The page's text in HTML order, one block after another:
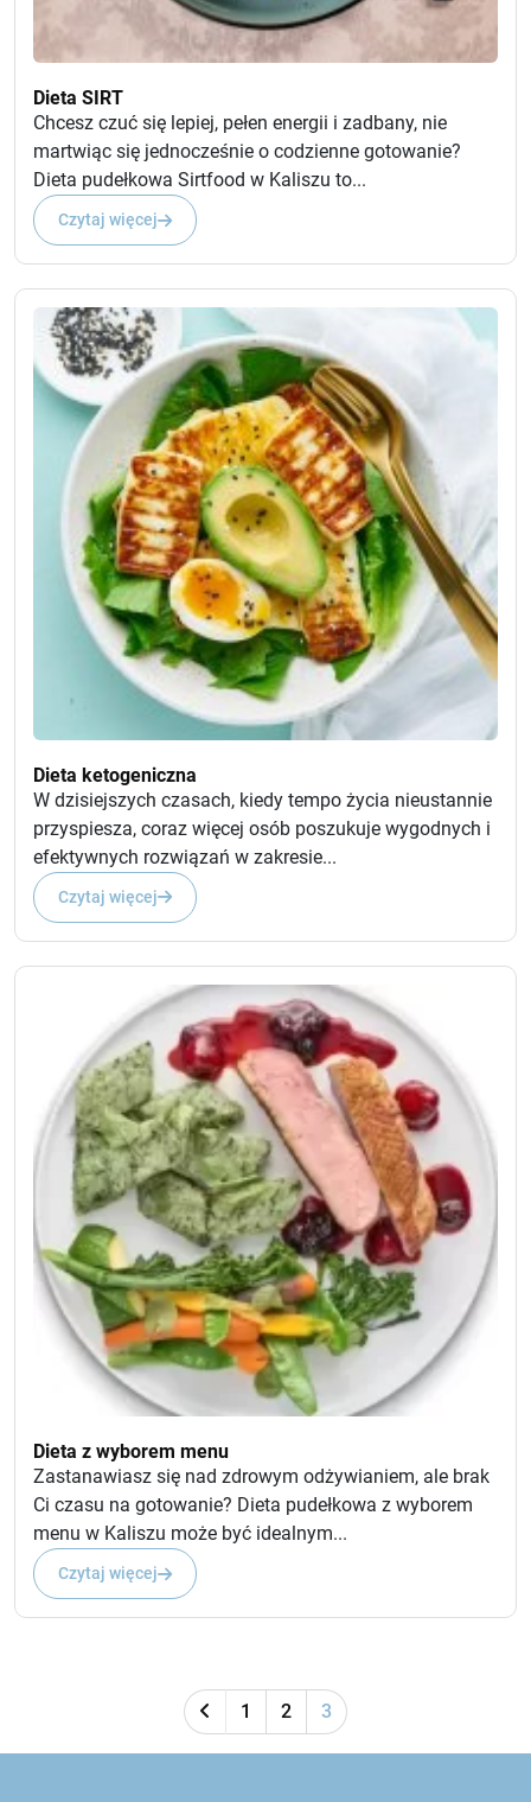
Dieta SIRT
Chcesz czuć się lepiej, pełen energii i zadbany, nie
martwiąc się jednocześnie o codzienne gotowanie?
Dieta pudełkowa Sirtfood w Kaliszu to...
Czytaj więcej
Dieta ketogeniczna
W dzisiejszych czasach, kiedy tempo życia nieustannie
przyspiesza, coraz więcej osób poszukuje wygodnych i
efektywnych rozwiązań w zakresie...
Czytaj więcej
Dieta z wyborem menu
Zastanawiasz się nad zdrowym odżywianiem, ale brak
Ci czasu na gotowanie? Dieta pudełkowa z wyborem
menu w Kaliszu może być idealnym...
Czytaj więcej
1 2 3